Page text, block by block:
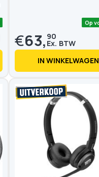
Op voorraad
€63, 90
IN WINKELWAGEN